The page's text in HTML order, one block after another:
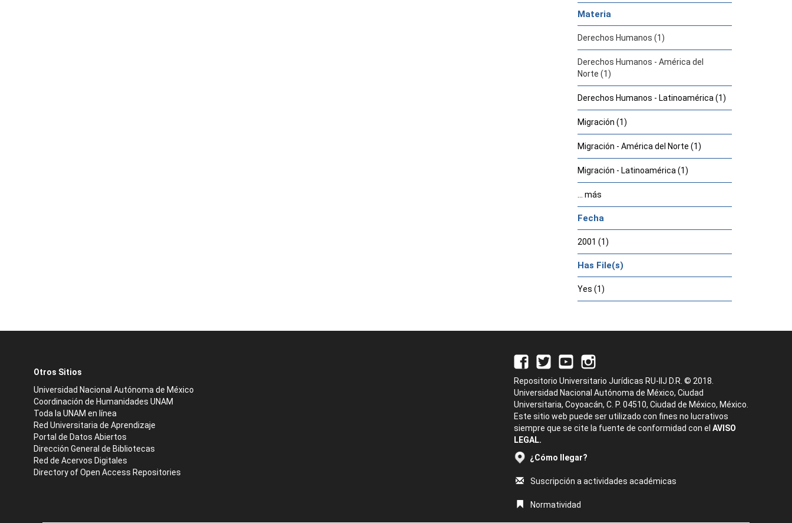
Materia
Derechos Humanos (1)
Derechos Humanos - América del
Norte (1)
Derechos Humanos - Latinoamérica (1)
Migración (1)
Migración - América del Norte (1)
Migración - Latinoamérica (1)
... más
Fecha
2001 (1)
Has File(s)
Yes (1)
Otros Sitios
Universidad Nacional Autónoma de México
Coordinación de Humanidades UNAM
Toda la UNAM en línea
Red Universitaria de Aprendizaje
Portal de Datos Abiertos
Dirección General de Bibliotecas
Red de Acervos Digitales
Directory of Open Access Repositories
Repositorio Universitario Jurídicas RU-IIJ D.R. © 2018.
Universidad Nacional Autónoma de México, Ciudad
Universitaria, Coyoacán, C. P. 04510, Ciudad de México, México.
Este sitio web puede ser utilizado con fines no lucrativos
siempre que se cite la fuente de conformidad con el AVISO
LEGAL.
¿Cómo llegar?
Suscripción a actividades académicas
Normatividad